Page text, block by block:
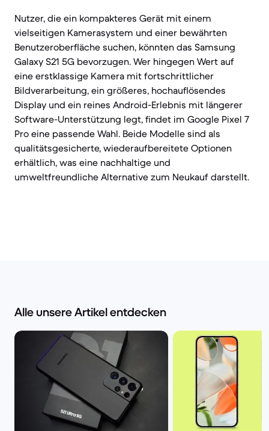
Nutzer, die ein kompakteres Gerät mit einem
vielseitigen Kamerasystem und einer bewährten
Benutzeroberfläche suchen, könnten das Samsung
Galaxy S21 5G bevorzugen. Wer hingegen Wert auf
eine erstklassige Kamera mit fortschrittlicher
Bildverarbeitung, ein größeres, hochauflösendes
Display und ein reines Android-Erlebnis mit längerer
Software-Unterstützung legt, findet im Google Pixel 7
Pro eine passende Wahl. Beide Modelle sind als
qualitätsgesicherte, wiederaufbereitete Optionen
erhältlich, was eine nachhaltige und
umweltfreundliche Alternative zum Neukauf darstellt.
Alle unsere Artikel entdecken